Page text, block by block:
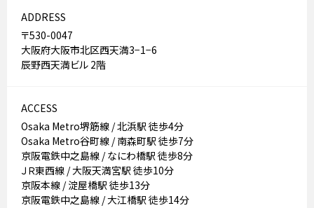
ADDRESS
〒530-0047
大阪府大阪市北区西天満3−1−6
辰野西天満ビル 2階
ACCESS
Osaka Metro堺筋線 / 北浜駅 徒歩4分
Osaka Metro谷町線 / 南森町駅 徒歩7分
京阪電鉄中之島線 / なにわ橋駅 徒歩8分
ＪＲ東西線 / 大阪天満宮駅 徒歩10分
京阪本線 / 淀屋橋駅 徒歩13分
京阪電鉄中之島線 / 大江橋駅 徒歩14分